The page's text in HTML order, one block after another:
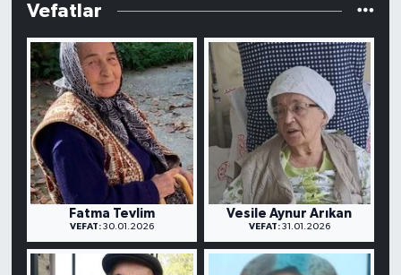
Vefatlar
Fatma Tevlim
VEFAT:30.01.2026
Vesile Aynur Arıkan
VEFAT:31.01.2026